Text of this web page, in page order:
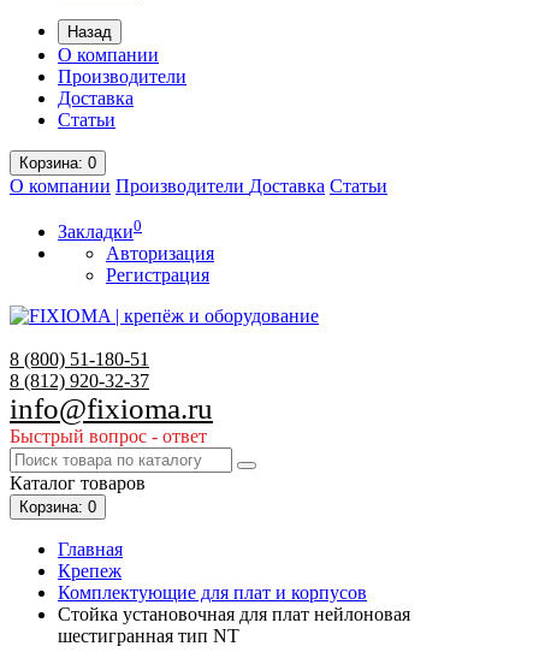
Назад
О компании
Производители
Доставка
Статьи
Корзина: 0
О компании Производители Доставка Статьи
Закладки0
Авторизация
Регистрация
8 (800) 51-180-51
8 (812) 920-32-37
info@fixioma.ru
Быстрый вопрос - ответ
Каталог товаров
Корзина: 0
Главная
Крепеж
Комплектующие для плат и корпусов
Стойка установочная для плат нейлоновая
шестигранная тип NT